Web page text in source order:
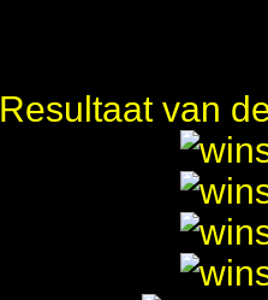
Resultaat van